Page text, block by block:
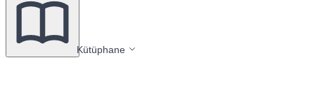
Kütüphane